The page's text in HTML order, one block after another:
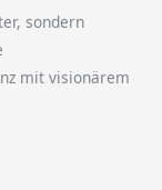
sondern
mit visionärem